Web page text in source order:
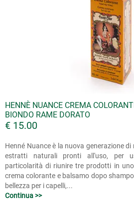
HENNÈ NUANCE CREMA
BIONDO RAME DORATO
€ 15.00
Henné Nuance è la nuova generazione
estratti naturali pronti all'uso, per
particolarità di riunire tre prodotti in
crema colorante e balsamo dopo
bellezza per i capelli,...
Continua >>